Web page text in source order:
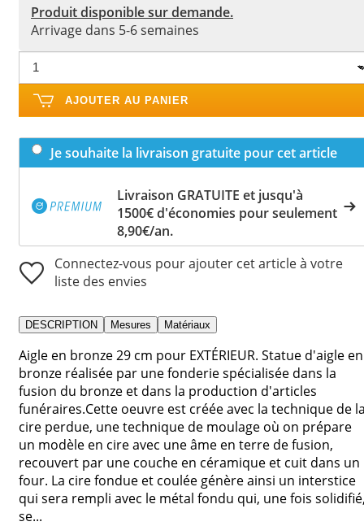
Produit disponible sur demande.
Arrivage dans 5-6 semaines
AJOUTER AU PANIER
Je souhaite la livraison gratuite pour cet article
Livraison GRATUITE et jusqu'à
1500€ d'économies pour seulement
8,90€/an.
Connectez-vous pour ajouter cet article à votre
liste des envies
DESCRIPTION Mesures Matériaux
Aigle en bronze 29 cm pour EXTÉRIEUR. Statue d'aigle en
bronze réalisée par une fonderie spécialisée dans la
fusion du bronze et dans la production d'articles
funéraires.Cette oeuvre est créée avec la technique de
cire perdue, une technique de moulage où on prépare
un modèle en cire avec une âme en terre de fusion,
recouvert par une couche en céramique et cuit dans un
four. La cire fondue et coulée génère ainsi un interstice
qui sera rempli avec le métal fondu qui, une fois
se...